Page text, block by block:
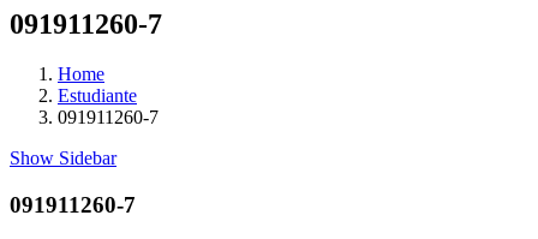
091911260-7
Home
Estudiante
091911260-7
Show Sidebar
091911260-7